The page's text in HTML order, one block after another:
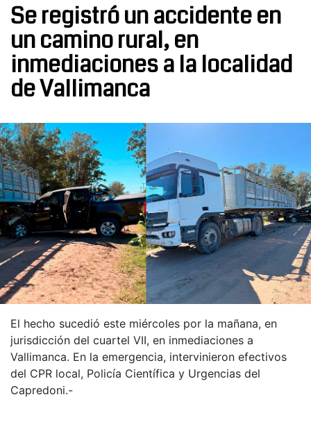
Se registró un accidente en
un camino rural, en
inmediaciones a la localidad
de Vallimanca
El hecho sucedió este miércoles por la mañana, en
jurisdicción del cuartel VII, en inmediaciones a
Vallimanca. En la emergencia, intervinieron efectivos
del CPR local, Policía Científica y Urgencias del
Capredoni.-